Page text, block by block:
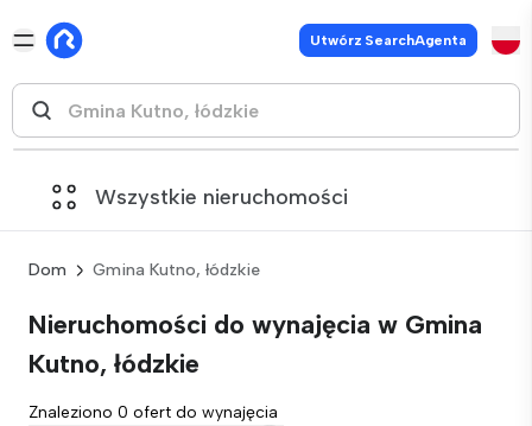
Utwórz SearchAgenta
Wszystkie nieruchomości
Dom Gmina Kutno, łódzkie
Nieruchomości do wynajęcia w Gmina
Kutno, łódzkie
Znaleziono 0 ofert do wynajęcia